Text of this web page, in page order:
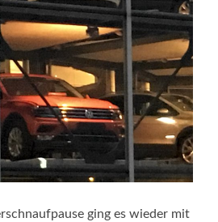
ging es wieder mit